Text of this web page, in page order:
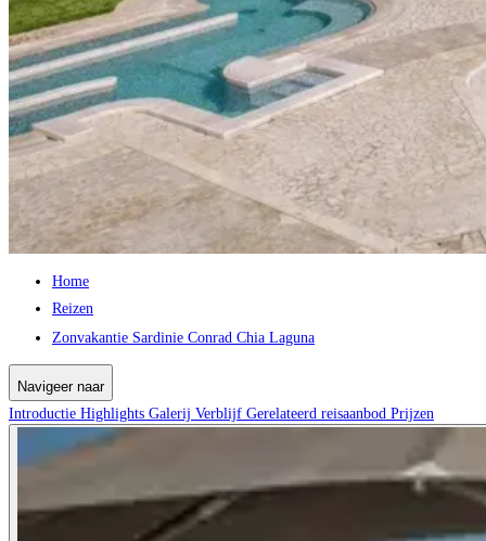
Home
Reizen
Zonvakantie Sardinie Conrad Chia Laguna
Navigeer naar
Introductie Highlights Galerij Verblijf Gerelateerd reisaanbod Prijzen